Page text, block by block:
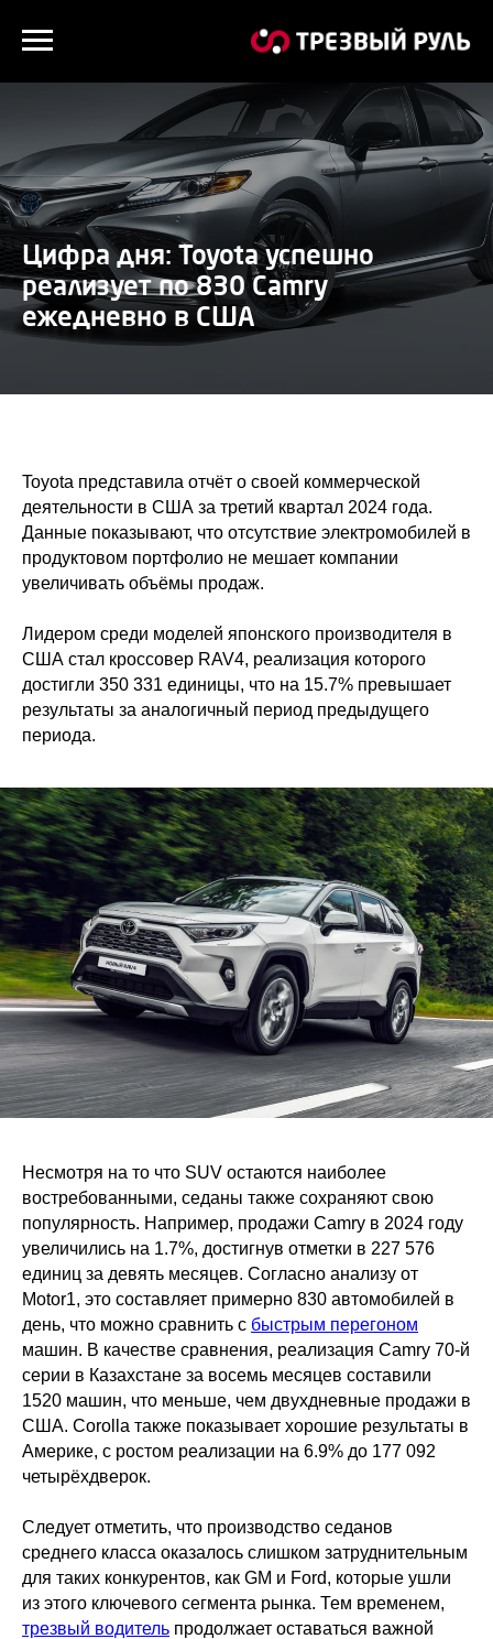
Цифра дня: Toyota успешно
реализует по 830 Camry
ежедневно в США
Toyota представила отчёт о своей коммерческой
деятельности в США за третий квартал 2024 года.
Данные показывают, что отсутствие электромобилей в
продуктовом портфолио не мешает компании
увеличивать объёмы продаж.
Лидером среди моделей японского производителя в
США стал кроссовер RAV4, реализация которого
достигли 350 331 единицы, что на 15.7% превышает
результаты за аналогичный период предыдущего
периода.
Несмотря на то что SUV остаются наиболее
востребованными, седаны также сохраняют свою
популярность. Например, продажи Camry в 2024 году
увеличились на 1.7%, достигнув отметки в 227 576
единиц за девять месяцев. Согласно анализу от
Motor1, это составляет примерно 830 автомобилей в
день, что можно сравнить с быстрым перегоном
машин. В качестве сравнения, реализация Camry 70-й
серии в Казахстане за восемь месяцев составили
1520 машин, что меньше, чем двухдневные продажи в
США. Corolla также показывает хорошие результаты в
Америке, с ростом реализации на 6.9% до 177 092
четырёхдверок.
Следует отметить, что производство седанов
среднего класса оказалось слишком затруднительным
для таких конкурентов, как GM и Ford, которые ушли
из этого ключевого сегмента рынка. Тем временем,
трезвый водитель продолжает оставаться важной